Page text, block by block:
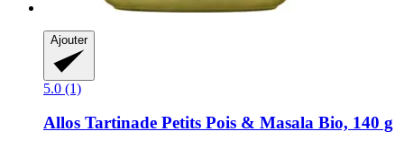
Ajouter
5.0 (1)
Allos Tartinade Petits Pois & Masala Bio, 140 g